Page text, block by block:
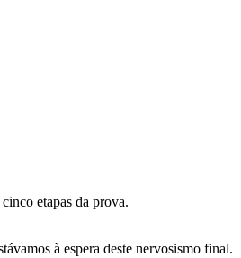
etapas da prova.
à espera deste nervosismo final.